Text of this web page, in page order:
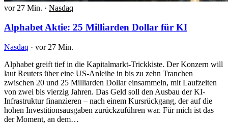
vor 27 Min. · Nasdaq
Alphabet Aktie: 25 Milliarden Dollar für KI
Nasdaq · vor 27 Min.
Alphabet greift tief in die Kapitalmarkt-Trickkiste. Der Konzern will
laut Reuters über eine US-Anleihe in bis zu zehn Tranchen
zwischen 20 und 25 Milliarden Dollar einsammeln, mit Laufzeiten
von zwei bis vierzig Jahren. Das Geld soll den Ausbau der KI-
Infrastruktur finanzieren – nach einem Kursrückgang, der auf die
hohen Investitionsausgaben zurückzuführen war. Für mich ist das
der Moment, an dem…